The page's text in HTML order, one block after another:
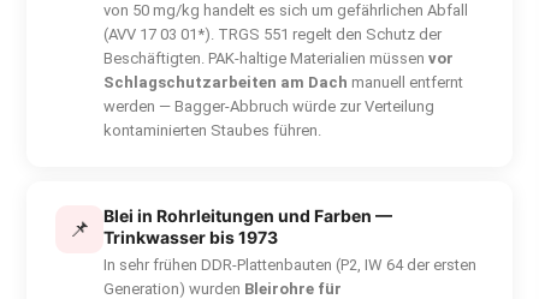
von 50 mg/kg handelt es sich um gefährlichen Abfall
(AVV 17 03 01*). TRGS 551 regelt den Schutz der
Beschäftigten. PAK-haltige Materialien müssen vor
Schlagschutzarbeiten am Dach manuell entfernt
werden — Bagger-Abbruch würde zur Verteilung
kontaminierten Staubes führen.
📌
Blei in Rohrleitungen und Farben —
Trinkwasser bis 1973
In sehr frühen DDR-Plattenbauten (P2, IW 64 der ersten
Generation) wurden Bleirohre für